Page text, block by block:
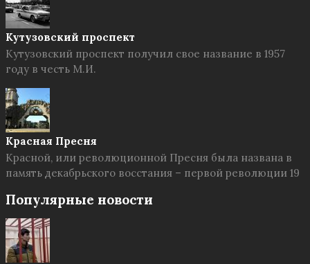
Кутузовский проспект
Кутузовский проспект получил свое название в 1957
году в честь М.И.
Красная Пресня
Красной, или революционной Пресня была названа в
память декабрьского восстания – первой революции 19
Популярные новости